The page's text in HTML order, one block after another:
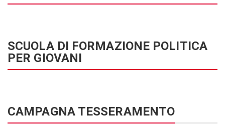
SCUOLA DI FORMAZIONE POLITICA
PER GIOVANI
CAMPAGNA TESSERAMENTO